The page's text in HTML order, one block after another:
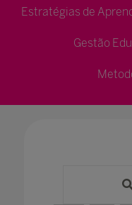
Estratégias de
Gestão